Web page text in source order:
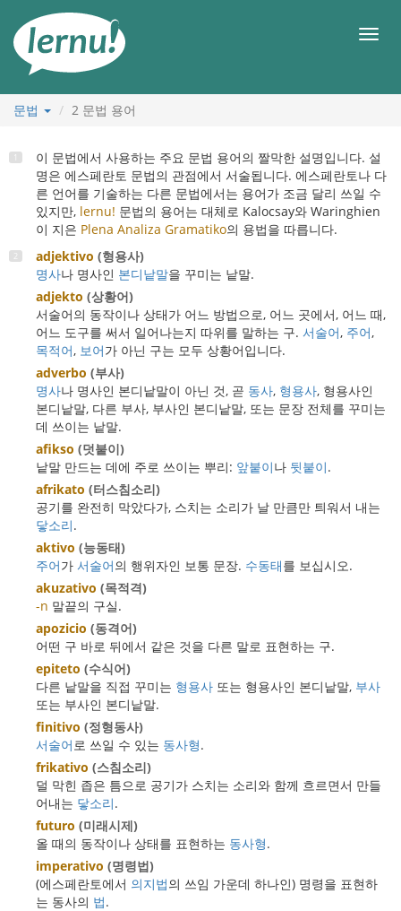
메
문법 2 문법 용어
이 문법에서 사용하는 주요 문법 용어의 짤막한 설명입니다. 설
명은 에스페란토 문법의 관점에서 서술됩니다. 에스페란토나 다
른 언어를 기술하는 다른 문법에서는 용어가 조금 달리 쓰일 수
있지만, lernu! 문법의 용어는 대체로 Kalocsay와 Waringhien
이 지은 Plena Analiza Gramatiko의 용법을 따릅니다.
adjektivo (형용사)
명사나 명사인 본디낱말을 꾸미는 낱말.
adjekto (상황어)
서술어의 동작이나 상태가 어느 방법으로, 어느 곳에서, 어느 때,
어느 도구를 써서 일어나는지 따위를 말하는 구. 서술어, 주어,
목적어, 보어가 아닌 구는 모두 상황어입니다.
adverbo (부사)
명사나 명사인 본디낱말이 아닌 것, 곧 동사, 형용사, 형용사인
본디낱말, 다른 부사, 부사인 본디낱말, 또는 문장 전체를 꾸미는
데 쓰이는 낱말.
afikso (덧붙이)
낱말 만드는 데에 주로 쓰이는 뿌리: 앞붙이나 뒷붙이.
afrikato (터스침소리)
공기를 완전히 막았다가, 스치는 소리가 날 만큼만 틔워서 내는
닿소리.
aktivo (능동태)
주어가 서술어의 행위자인 보통 문장. 수동태를 보십시오.
akuzativo (목적격)
-n 말끝의 구실.
apozicio (동격어)
어떤 구 바로 뒤에서 같은 것을 다른 말로 표현하는 구.
epiteto (수식어)
다른 낱말을 직접 꾸미는 형용사 또는 형용사인 본디낱말, 부사
또는 부사인 본디낱말.
finitivo (정형동사)
서술어로 쓰일 수 있는 동사형.
frikativo (스침소리)
덜 막힌 좁은 틈으로 공기가 스치는 소리와 함께 흐르면서 만들
어내는 닿소리.
futuro (미래시제)
올 때의 동작이나 상태를 표현하는 동사형.
imperativo (명령법)
(에스페란토에서 의지법의 쓰임 가운데 하나인) 명령을 표현하
는 동사의 법.